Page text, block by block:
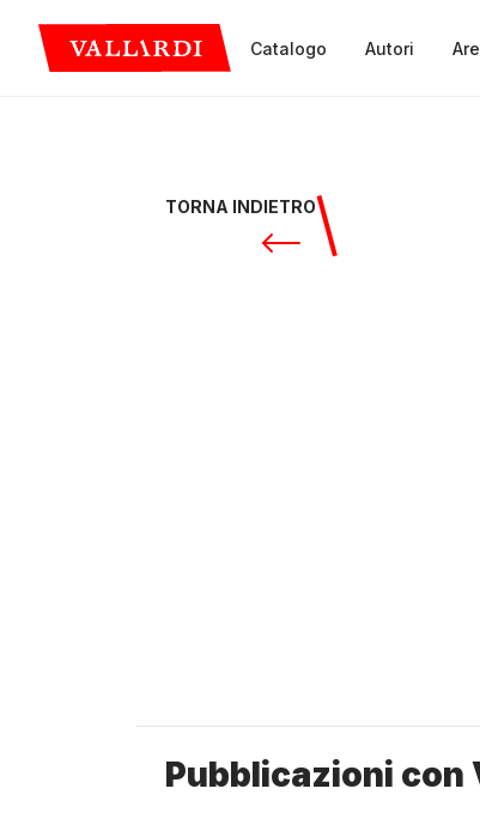
Catalogo Autori
TORNA INDIETRO
Pubblicazioni con